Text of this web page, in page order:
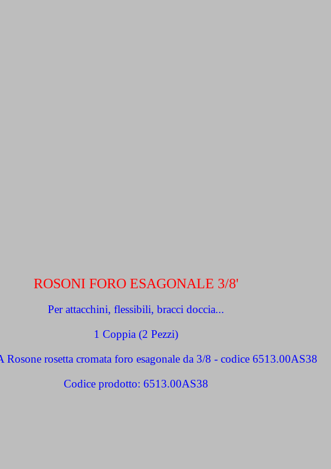
ROSONI FORO ESAGONALE 3/8'
Per attacchini, flessibili, bracci doccia...
1 Coppia (2 Pezzi)
Codice prodotto: 6513.00AS38